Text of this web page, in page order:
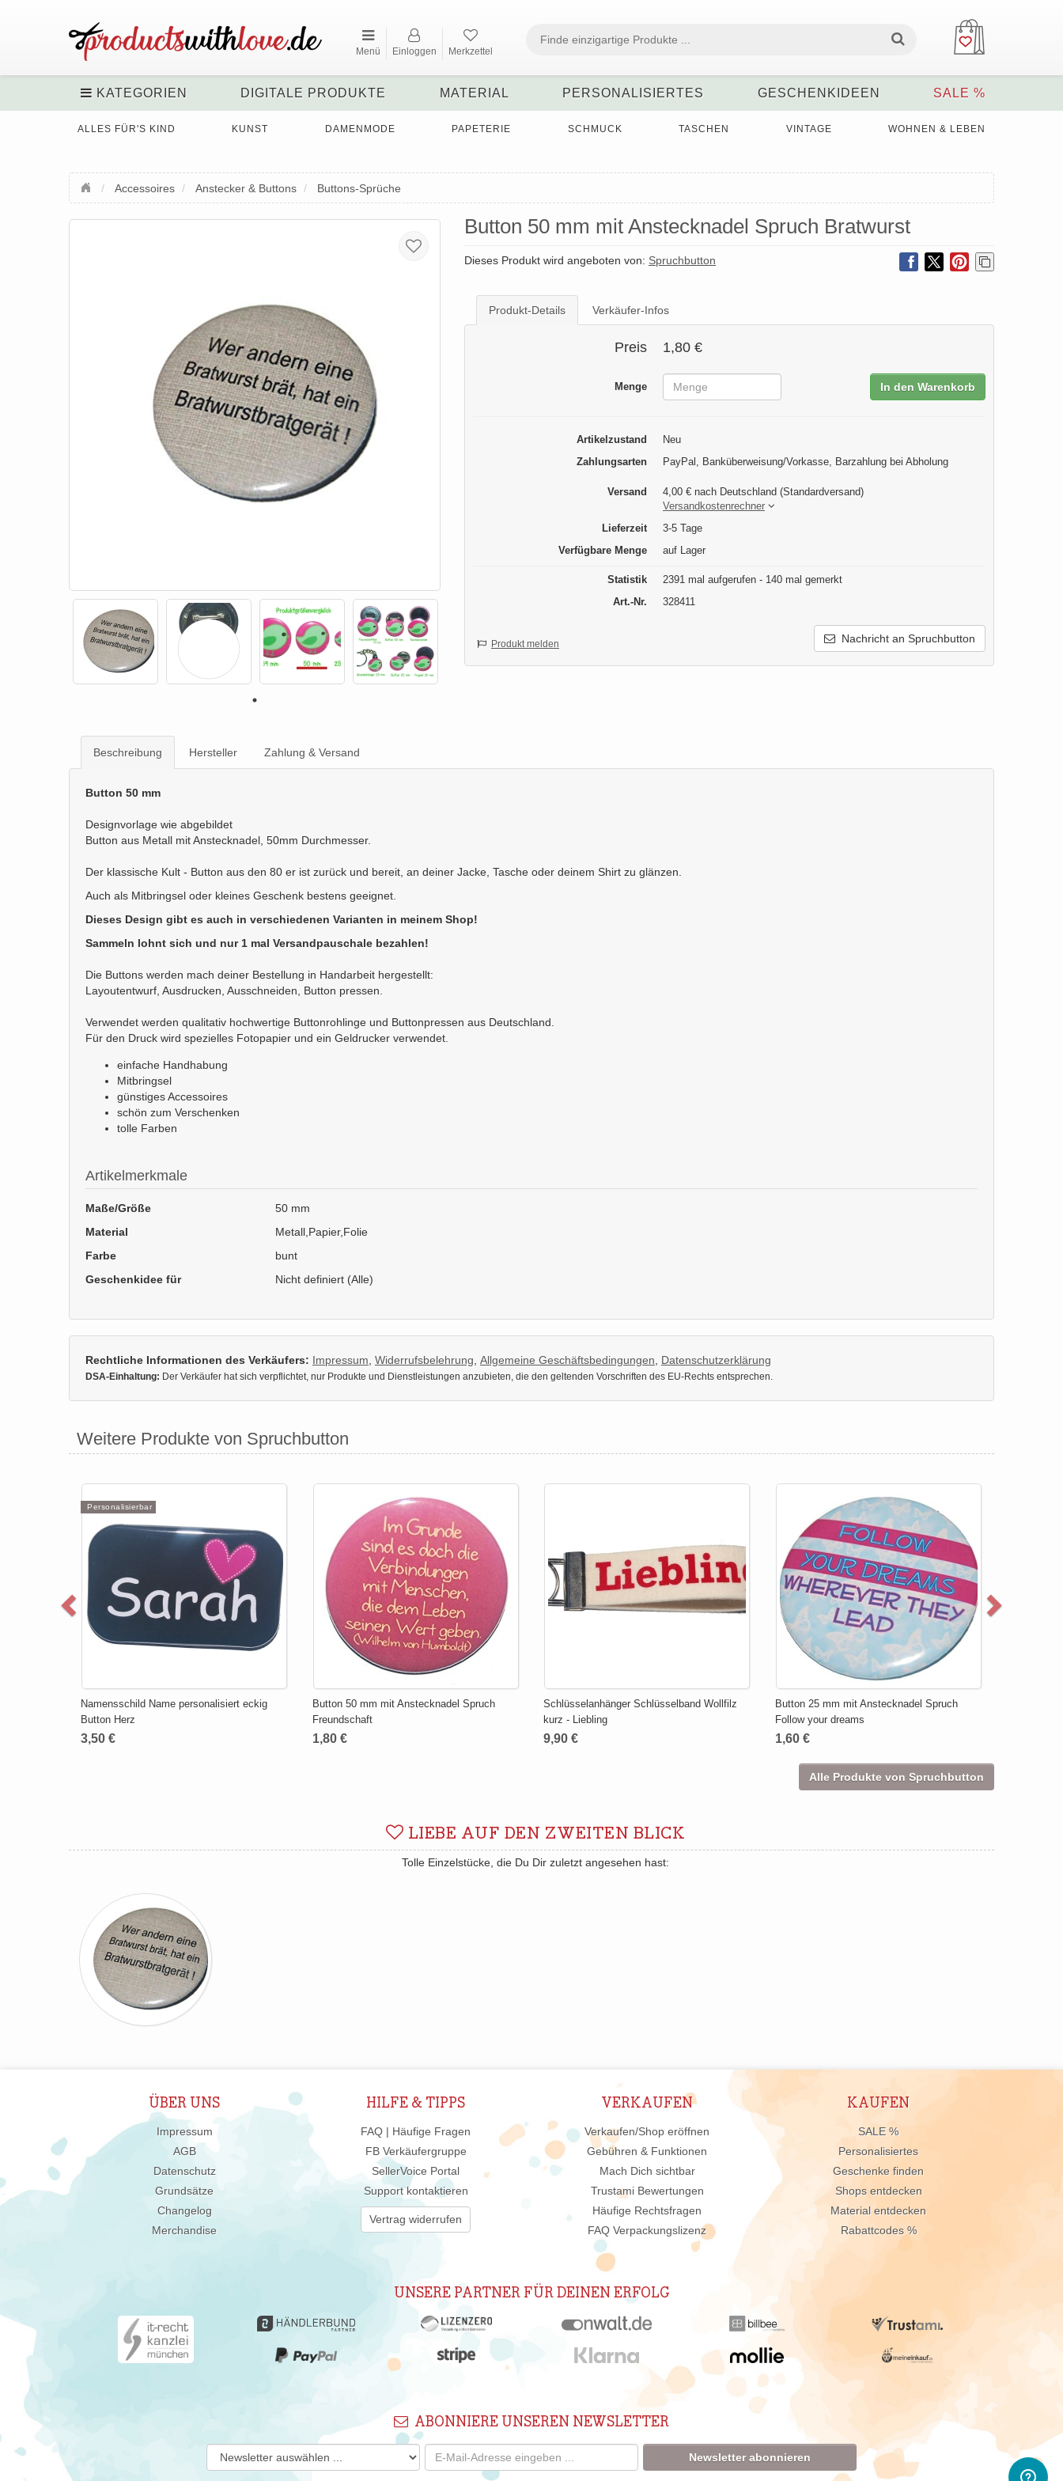
Menü Einloggen Merkzettel
KATEGORIEN DIGITALE PRODUKTE MATERIAL PERSONALISIERTES GESCHENKIDEEN SALE %
ALLES FÜR'S KIND KUNST DAMENMODE PAPETERIE SCHMUCK TASCHEN VINTAGE WOHNEN & LEBEN
Accessoires Anstecker & Buttons Buttons-Sprüche
Button 50 mm mit Anstecknadel Spruch Bratwurst
Dieses Produkt wird angeboten von: Spruchbutton
Produkt-Details Verkäufer-Infos
Preis 1,80 €
Menge In den Warenkorb
Artikelzustand
Neu
Zahlungsarten
PayPal, Banküberweisung/Vorkasse, Barzahlung bei Abholung
Versand
4,00 € nach Deutschland (Standardversand)
Versandkostenrechner
Lieferzeit
3-5 Tage
Verfügbare Menge
auf Lager
Statistik
2391 mal aufgerufen - 140 mal gemerkt
Art.-Nr.
328411
Nachricht an Spruchbutton
Produkt melden
Beschreibung Hersteller Zahlung & Versand
Button 50 mm
Designvorlage wie abgebildet
Button aus Metall mit Anstecknadel, 50mm Durchmesser.
Der klassische Kult - Button aus den 80 er ist zurück und bereit, an deiner Jacke, Tasche oder deinem Shirt zu glänzen.
Auch als Mitbringsel oder kleines Geschenk bestens geeignet.
Dieses Design gibt es auch in verschiedenen Varianten in meinem Shop!
Sammeln lohnt sich und nur 1 mal Versandpauschale bezahlen!
Die Buttons werden mach deiner Bestellung in Handarbeit hergestellt:
Layoutentwurf, Ausdrucken, Ausschneiden, Button pressen.
Verwendet werden qualitativ hochwertige Buttonrohlinge und Buttonpressen aus Deutschland.
Für den Druck wird spezielles Fotopapier und ein Geldrucker verwendet.
einfache Handhabung
Mitbringsel
günstiges Accessoires
schön zum Verschenken
tolle Farben
Artikelmerkmale
Maße/Größe
50 mm
Material
Metall,Papier,Folie
Farbe
bunt
Geschenkidee für
Nicht definiert (Alle)
Rechtliche Informationen des Verkäufers: Impressum Widerrufsbelehrung Allgemeine Geschäftsbedingungen Datenschutzerklärung
DSA-Einhaltung: Der Verkäufer hat sich verpflichtet, nur Produkte und Dienstleistungen anzubieten, die den geltenden Vorschriften des EU-Rechts entsprechen.
Weitere Produkte von Spruchbutton
Personalisierbar
Namensschild Name personalisiert eckig
Button Herz
3,50 €
Button 50 mm mit Anstecknadel Spruch
Freundschaft
1,80 €
Schlüsselanhänger Schlüsselband Wollfilz
kurz - Liebling
9,90 €
Button 25 mm mit Anstecknadel Spruch
Follow your dreams
1,60 €
Alle Produkte von Spruchbutton
LIEBE AUF DEN ZWEITEN BLICK
Tolle Einzelstücke, die Du Dir zuletzt angesehen hast:
ÜBER UNS
Impressum
AGB
Datenschutz
Grundsätze
Changelog
Merchandise
HILFE & TIPPS
FAQ | Häufige Fragen
FB Verkäufergruppe
SellerVoice Portal
Support kontaktieren
Vertrag widerrufen
VERKAUFEN
Verkaufen/Shop eröffnen
Gebühren & Funktionen
Mach Dich sichtbar
Trustami Bewertungen
Häufige Rechtsfragen
FAQ Verpackungslizenz
KAUFEN
SALE %
Personalisiertes
Geschenke finden
Shops entdecken
Material entdecken
Rabattcodes %
UNSERE PARTNER FÜR DEINEN ERFOLG
ABONNIERE UNSEREN NEWSLETTER
Newsletter abonnieren